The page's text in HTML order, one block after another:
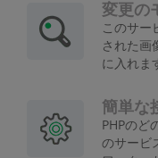
変更の
このサー
された画
に入れま
簡単な
PHPのど
のサービ